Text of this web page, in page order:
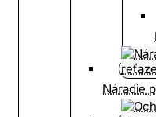
Náradie